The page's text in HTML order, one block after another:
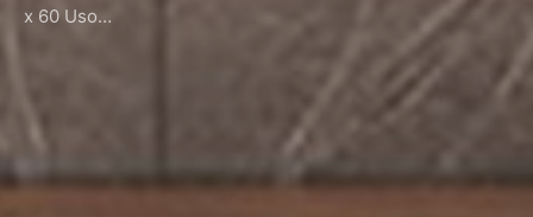
x 60 Uso…